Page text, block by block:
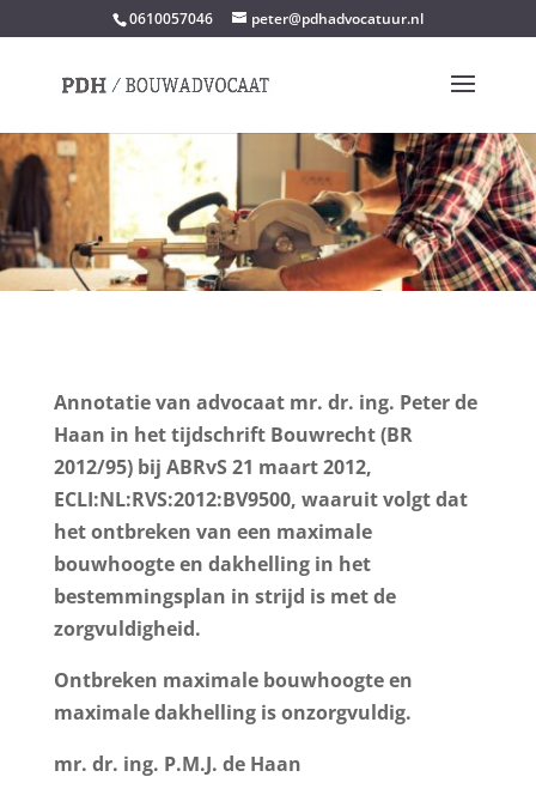
0610057046 peter@pdhadvocatuur.nl
Annotatie van advocaat mr. dr. ing. Peter de
Haan in het tijdschrift Bouwrecht (BR
2012/95) bij ABRvS 21 maart 2012,
ECLI:NL:RVS:2012:BV9500, waaruit volgt dat
het ontbreken van een maximale
bouwhoogte en dakhelling in het
bestemmingsplan in strijd is met de
zorgvuldigheid.
Ontbreken maximale bouwhoogte en
maximale dakhelling is onzorgvuldig.
mr. dr. ing. P.M.J. de Haan